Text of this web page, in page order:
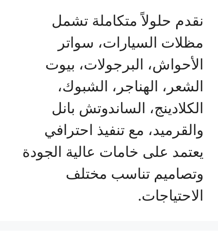
نقدم حلولاً متكاملة تشمل
مظلات السيارات، سواتر
الأحواش، البرجولات، بيوت
الشعر، الهناجر، الشبوك،
الكلادينج، الساندوتش بانل
والقرميد، مع تنفيذ احترافي
يعتمد على خامات عالية الجودة
وتصاميم تناسب مختلف
الاحتياجات.